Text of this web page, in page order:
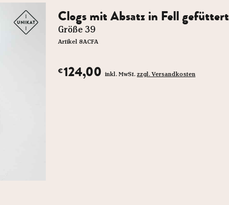
Clogs mit Absatz in Fell gefüttert
Größe 39
Artikel 8ACFA
€124,00 inkl. MwSt. zzgl. Versandkosten